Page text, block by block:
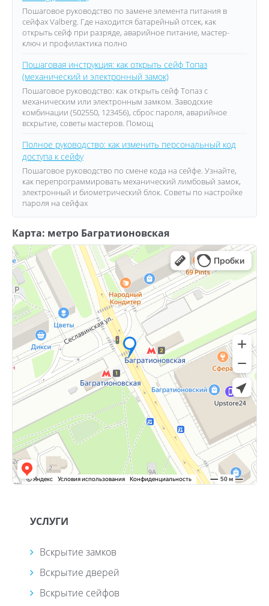
Пошаговое руководство по замене элемента питания в
сейфах Valberg. Где находится батарейный отсек, как
открыть сейф при разряде, аварийное питание, мастер-
ключ и профилактика полно
Пошаговая инструкция: как открыть сейф Топаз
(механический и электронный замок)
Пошаговое руководство: как открыть сейф Топаз с
механическим или электронным замком. Заводские
комбинации (502550, 123456), сброс пароля, аварийное
вскрытие, советы мастеров. Помощ
Полное руководство: как изменить персональный код
доступа к сейфу
Пошаговое руководство по смене кода на сейфе. Узнайте,
как перепрограммировать механический лимбовый замок,
электронный и биометрический блок. Советы по настройке
пароля на сейфах
Карта: метро Багратионовская
УСЛУГИ
Вскрытие замков
Вскрытие дверей
Вскрытие сейфов